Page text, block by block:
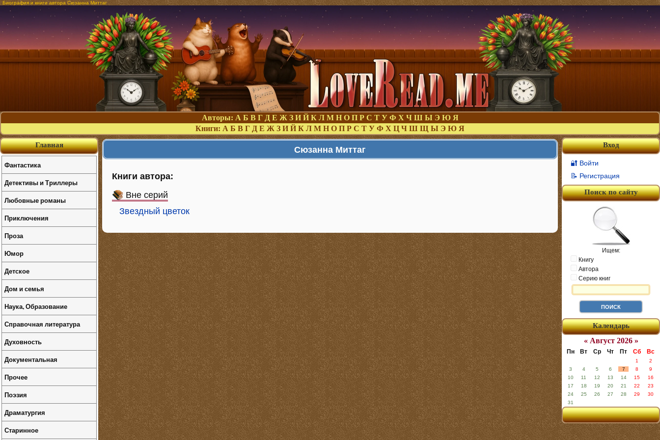
Биография и книги автора Сюзанна Миттаг
Авторы: А Б В Г Д Е Ж З И Й К Л М Н О П Р С Т У Ф Х Ч Ш Ы Э Ю Я
Книги: А Б В Г Д Е Ж З И Й К Л М Н О П Р С Т У Ф Х Ц Ч Ш Щ Ы Э Ю Я
Сюзанна Миттаг
Книги автора:
Вне серий
Звездный цветок
Вход
🔐 Войти
📝 Регистрация
Поиск по сайту
Ищем:
Книгу
Автора
Серию книг
Календарь
« Август 2026 »
Пн Вт Ср Чт Пт Сб Вс
1
2
3
4 5 6 7 8
9
10
11 12 13 14 15
16
17
18 19 20 21 22
23
24
25 26 27 28 29
30
31
Главная
Фантастика
Детективы и Триллеры
Любовные романы
Приключения
Проза
Юмор
Детское
Дом и семья
Наука, Образование
Справочная литература
Духовность
Документальная
Прочее
Поэзия
Драматургия
Старинное